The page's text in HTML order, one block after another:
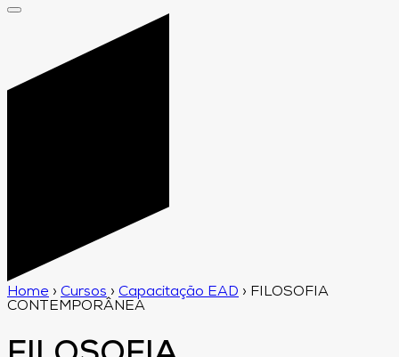
Home › Cursos › Capacitação EAD › FILOSOFIA
CONTEMPORÂNEA